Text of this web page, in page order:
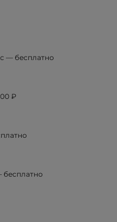
— бесплатно
₽
бесплатно